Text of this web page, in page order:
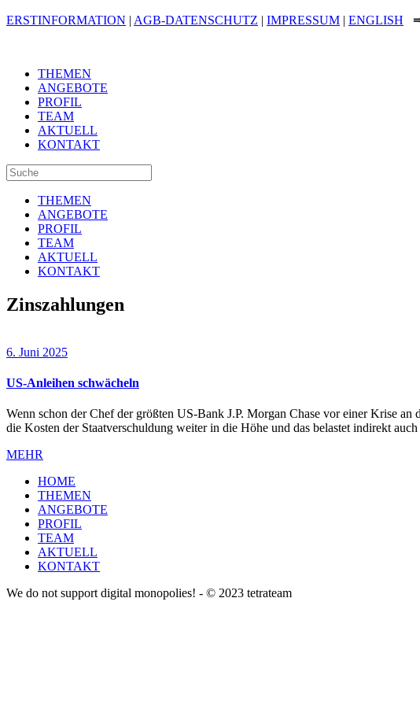
ERSTINFORMATION | AGB-DATENSCHUTZ | IMPRESSUM | ENGLISH
THEMEN
ANGEBOTE
PROFIL
TEAM
AKTUELL
KONTAKT
THEMEN
ANGEBOTE
PROFIL
TEAM
AKTUELL
KONTAKT
Zinszahlungen
6. Juni 2025
US-Anleihen schwächeln
Wenn schon der Chef der größten US-Bank J.P. Morgan Chase vor einer Krise
die Kosten der Staatverschuldung weiter in die Höhe und das belastet indirekt
MEHR
HOME
THEMEN
ANGEBOTE
PROFIL
TEAM
AKTUELL
KONTAKT
We do not support digital monopolies! - © 2023 tetrateam